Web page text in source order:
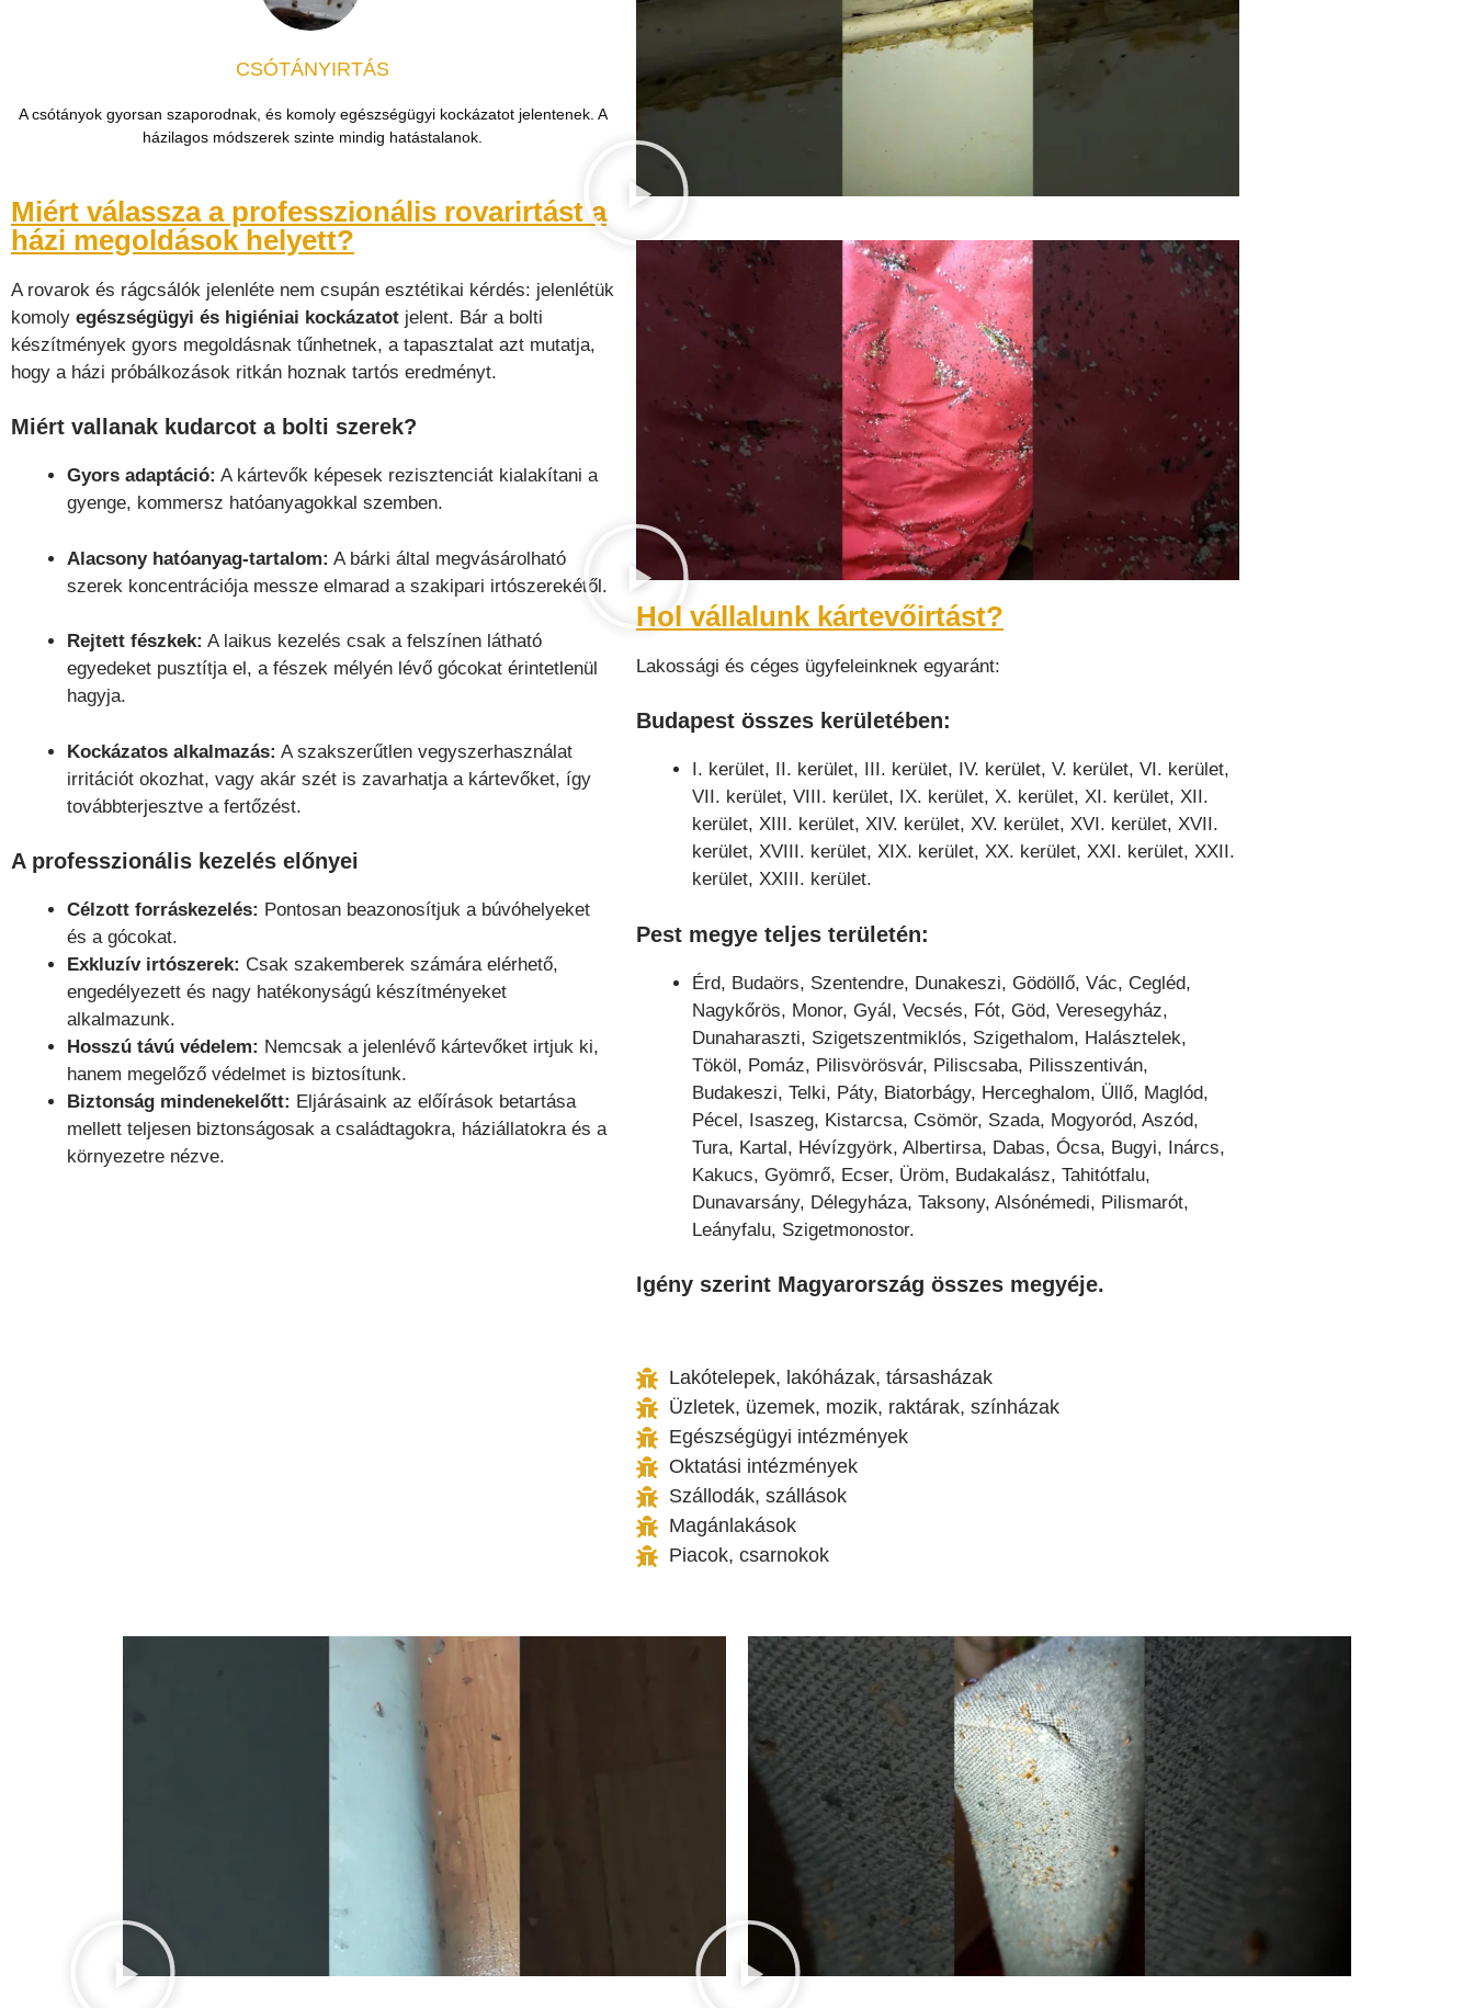
CSÓTÁNYIRTÁS
A csótányok gyorsan szaporodnak, és komoly egészségügyi kockázatot jelentenek. A
házilagos módszerek szinte mindig hatástalanok.
Miért válassza a professzionális rovarirtást a
házi megoldások helyett?
A rovarok és rágcsálók jelenléte nem csupán esztétikai kérdés: jelenlétük
komoly egészségügyi és higiéniai kockázatot jelent. Bár a bolti
készítmények gyors megoldásnak tűnhetnek, a tapasztalat azt mutatja,
hogy a házi próbálkozások ritkán hoznak tartós eredményt.
Miért vallanak kudarcot a bolti szerek?
Gyors adaptáció: A kártevők képesek rezisztenciát kialakítani a
gyenge, kommersz hatóanyagokkal szemben.
Alacsony hatóanyag-tartalom: A bárki által megvásárolható
szerek koncentrációja messze elmarad a szakipari irtószerekétől.
Rejtett fészkek: A laikus kezelés csak a felszínen látható
egyedeket pusztítja el, a fészek mélyén lévő gócokat érintetlenül
hagyja.
Kockázatos alkalmazás: A szakszerűtlen vegyszerhasználat
irritációt okozhat, vagy akár szét is zavarhatja a kártevőket, így
továbbterjesztve a fertőzést.
A professzionális kezelés előnyei
Célzott forráskezelés: Pontosan beazonosítjuk a búvóhelyeket
és a gócokat.
Exkluzív irtószerek: Csak szakemberek számára elérhető,
engedélyezett és nagy hatékonyságú készítményeket
alkalmazunk.
Hosszú távú védelem: Nemcsak a jelenlévő kártevőket irtjuk ki,
hanem megelőző védelmet is biztosítunk.
Biztonság mindenekelőtt: Eljárásaink az előírások betartása
mellett teljesen biztonságosak a családtagokra, háziállatokra és a
környezetre nézve.
Hol vállalunk kártevőirtást?
Lakossági és céges ügyfeleinknek egyaránt:
Budapest összes kerületében:
I. kerület, II. kerület, III. kerület, IV. kerület, V. kerület, VI. kerület,
VII. kerület, VIII. kerület, IX. kerület, X. kerület, XI. kerület, XII.
kerület, XIII. kerület, XIV. kerület, XV. kerület, XVI. kerület, XVII.
kerület, XVIII. kerület, XIX. kerület, XX. kerület, XXI. kerület, XXII.
kerület, XXIII. kerület.
Pest megye teljes területén:
Érd, Budaörs, Szentendre, Dunakeszi, Gödöllő, Vác, Cegléd,
Nagykőrös, Monor, Gyál, Vecsés, Fót, Göd, Veresegyház,
Dunaharaszti, Szigetszentmiklós, Szigethalom, Halásztelek,
Tököl, Pomáz, Pilisvörösvár, Piliscsaba, Pilisszentiván,
Budakeszi, Telki, Páty, Biatorbágy, Herceghalom, Üllő, Maglód,
Pécel, Isaszeg, Kistarcsa, Csömör, Szada, Mogyoród, Aszód,
Tura, Kartal, Hévízgyörk, Albertirsa, Dabas, Ócsa, Bugyi, Inárcs,
Kakucs, Gyömrő, Ecser, Üröm, Budakalász, Tahitótfalu,
Dunavarsány, Délegyháza, Taksony, Alsónémedi, Pilismarót,
Leányfalu, Szigetmonostor.
Igény szerint Magyarország összes megyéje.
Lakótelepek, lakóházak, társasházak
Üzletek, üzemek, mozik, raktárak, színházak
Egészségügyi intézmények
Oktatási intézmények
Szállodák, szállások
Magánlakások
Piacok, csarnokok